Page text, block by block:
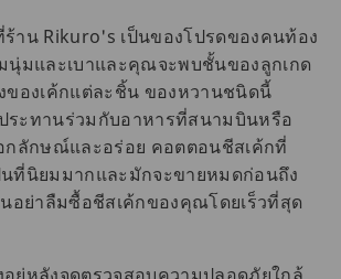
าน Rikuro's เป็นของโปรดของคนท้อง
นุ่มและเบาและคุณจะพบชั้นของลูกเกด
ของเค้กแต่ละชิ้น ของหวานชนิดนี้
ระทานร่วมกับอาหารที่สนามบินหรือ
กลักษณ์และอร่อย คอตตอนชีสเค้กที่
นที่นิยมมากและมักจะขายหมดก่อนถึง
อย่าลืมซื้อชีสเค้กของคุณโดยเร็วที่สุด